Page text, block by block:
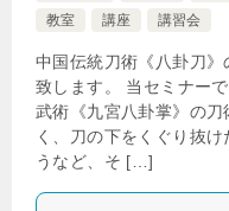
教室
講座 講習会
中国伝統刀術《八卦刀
致します。 当セミナー
武術《九宮八卦掌》の
く、刀の下をくぐり抜
うなど、そ […]